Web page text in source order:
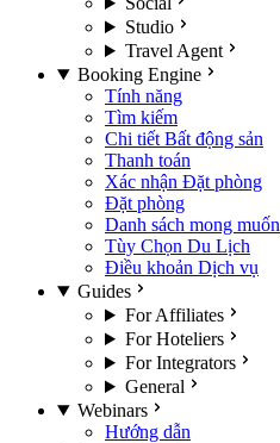
Studio
Travel Agent
Booking Engine
Tính năng
Tìm kiếm
Chi tiết Bất động sản
Thanh toán
Xác nhận Đặt phòng
Đặt phòng
Danh sách mong muốn
Tùy Chọn Du Lịch
Điều khoản Dịch vụ
Guides
For Affiliates
For Hoteliers
For Integrators
General
Webinars
Hướng dẫn